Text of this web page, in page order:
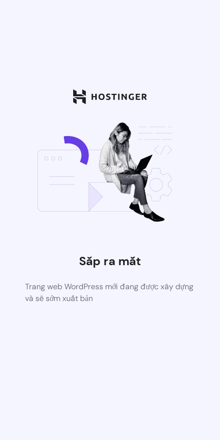
Sắp ra mắt
Trang web WordPress mới đang được xây dựng
và sẽ sớm xuất bản